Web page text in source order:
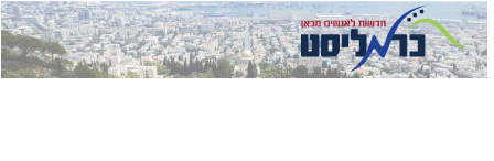
לחץ
כאן
לחץ
כדי